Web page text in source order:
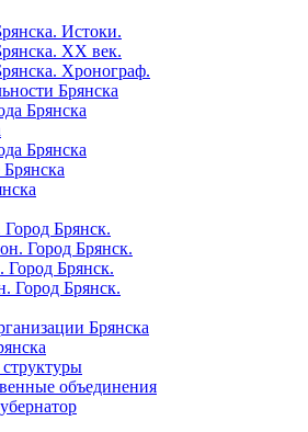
Истоки.
XX век.
Хронограф.
Брянска
Брянска
Брянска
Брянск.
Город Брянск.
Город Брянск.
Город Брянск.
Брянска
объединения